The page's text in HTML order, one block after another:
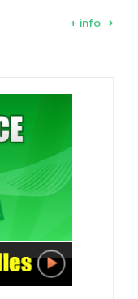
+ info